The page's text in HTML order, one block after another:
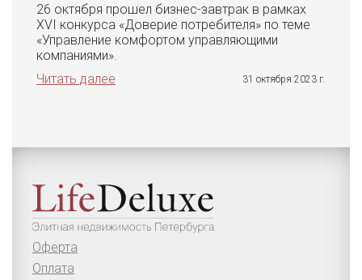
26 октября прошел бизнес-завтрак в рамках
XVI конкурса «Доверие потребителя» по теме
«Управление комфортом управляющими
компаниями».
Читать далее
31 октября 2023 г.
Оферта
Оплата